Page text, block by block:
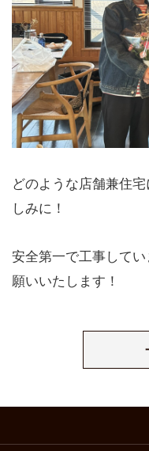
どのような店舗兼住
しみに！
安全第一で工事して
願いいたします！